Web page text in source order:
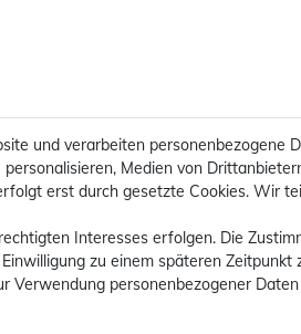
und verarbeiten personenbezogene
Medien von
erst durch gesetzte Cookies. Wir
Interesses erfolgen. Die
zu einem späteren Zeitpunkt
Verwendung personenbezogener